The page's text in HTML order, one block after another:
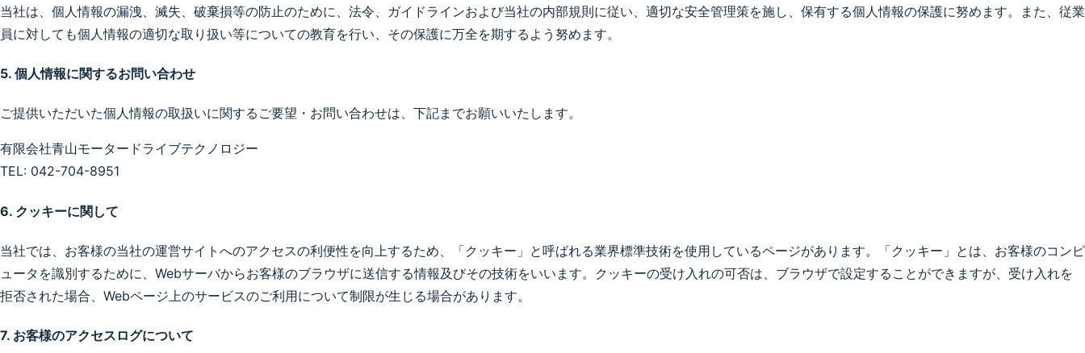
当社は、個人情報の漏洩、滅失、破棄損等の防止のために、法令、ガイドラインおよび当社の内部規則に従い、適切な安全管理策を施し、保有する個人情報の保護に努めます。また、従業
員に対しても個人情報の適切な取り扱い等についての教育を行い、その保護に万全を期するよう努めます。
5. 個人情報に関するお問い合わせ
ご提供いただいた個人情報の取扱いに関するご要望・お問い合わせは、下記までお願いいたします。
有限会社青山モータードライブテクノロジー
TEL: 042-704-8951
6. クッキーに関して
当社では、お客様の当社の運営サイトへのアクセスの利便性を向上するため、「クッキー」と呼ばれる業界標準技術を使用しているページがあります。「クッキー」とは、お客様のコンピ
ュータを識別するために、Webサーバからお客様のブラウザに送信する情報及びその技術をいいます。クッキーの受け入れの可否は、ブラウザで設定することができますが、受け入れを
拒否された場合、Webページ上のサービスのご利用について制限が生じる場合があります。
7. お客様のアクセスログについて